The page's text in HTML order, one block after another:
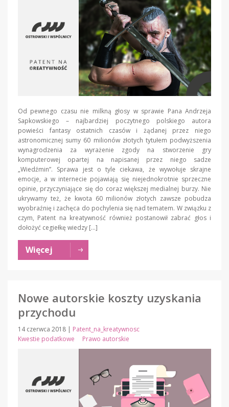
Od pewnego czasu nie milkną głosy w sprawie Pana Andrzeja
Sapkowskiego – najbardziej poczytnego polskiego autora
powieści fantasy ostatnich czasów i żądanej przez niego
astronomicznej sumy 60 milionów złotych tytułem podwyższenia
wynagrodzenia za wyrażenie zgody na stworzenie gry
komputerowej opartej na napisanej przez niego sadze
„Wiedźmin”. Sprawa jest o tyle ciekawa, że wywołuje skrajne
emocje, a w internecie pojawiają się niejednokrotnie sprzeczne
opinie, przyczyniające się do coraz większej medialnej burzy. Nie
ukrywamy też, że kwota 60 milionów złotych zawsze pobudza
wyobraźnię i zachęca do pochylenia się nad tematem. W związku z
czym, Patent na kreatywność również postanowił zabrać głos i
dołożyć cegiełkę wiedzy […]
Więcej
Nowe autorskie koszty uzyskania
przychodu
14 czerwca 2018 | Patent_na_kreatywnosc
Kwestie podatkowe
Prawo autorskie